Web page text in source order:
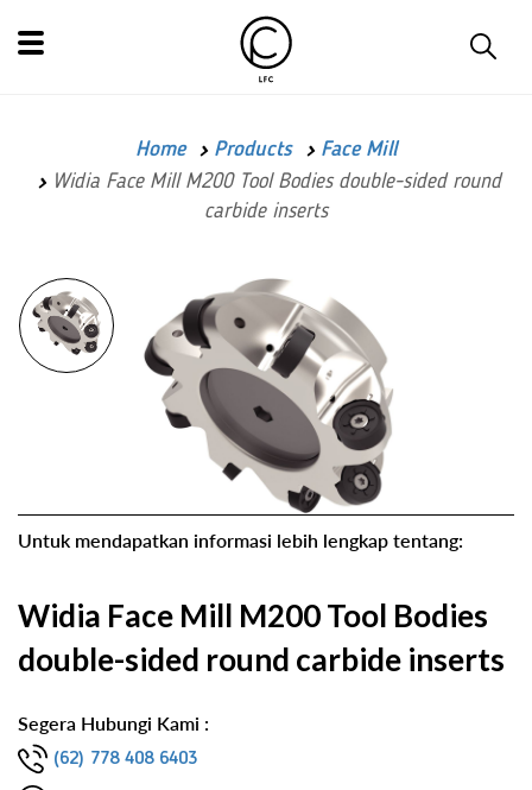
Home Products
Face Mill
Widia Face Mill M200 Tool Bodies double-sided round
carbide inserts
Untuk mendapatkan informasi lebih lengkap tentang:
Widia Face Mill M200 Tool Bodies
double-sided round carbide inserts
Segera Hubungi Kami :
(62) 778 408 6403